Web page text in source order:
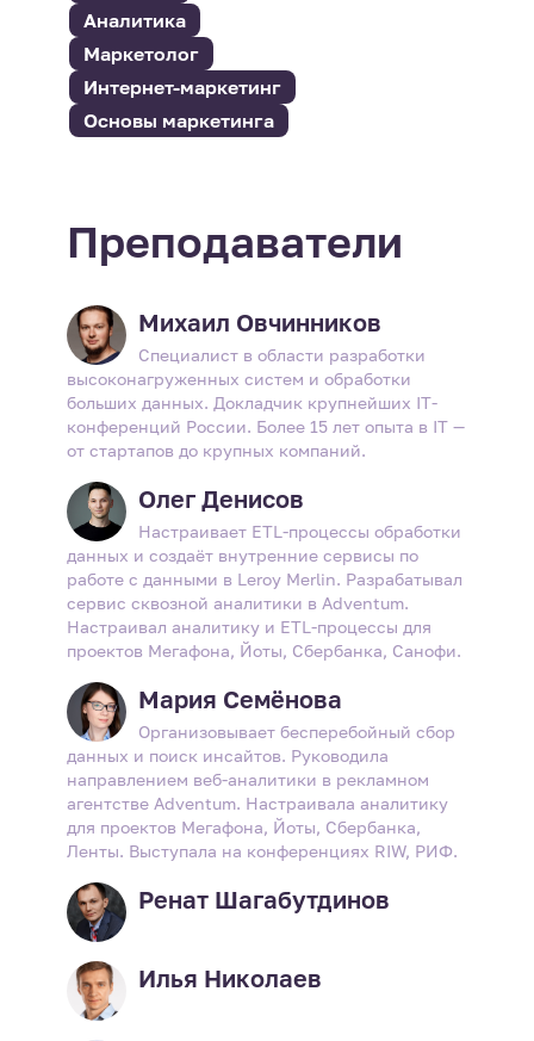
Аналитика
Маркетолог
Интернет-маркетинг
Основы маркетинга
Преподаватели
Михаил Овчинников
Специалист в области разработки
высоконагруженных систем и обработки
больших данных. Докладчик крупнейших IT-
конференций России. Более 15 лет опыта в IT —
от стартапов до крупных компаний.
Олег Денисов
Настраивает ETL-процессы обработки
данных и создаёт внутренние сервисы по
работе с данными в Leroy Merlin. Разрабатывал
сервис сквозной аналитики в Adventum.
Настраивал аналитику и ETL-процессы для
проектов Мегафона, Йоты, Сбербанка, Санофи.
Мария Семёнова
Организовывает бесперебойный сбор
данных и поиск инсайтов. Руководила
направлением веб-аналитики в рекламном
агентстве Adventum. Настраивала аналитику
для проектов Мегафона, Йоты, Сбербанка,
Ленты. Выступала на конференциях RIW, РИФ.
Ренат Шагабутдинов
Илья Николаев